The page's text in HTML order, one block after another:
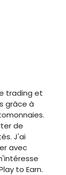
trading et
grâce à
de
J'ai
avec
to Earn.